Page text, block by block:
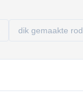
dik gemaakte